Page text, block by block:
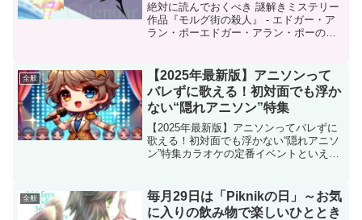
絶対に読んでおくべき 謎解きミステリー
作品『モルグ街の殺人』 - エドガー・ア
ラン・ポーエドガー・アラン・ポーの
生した奇怪な殺人事件を、名探偵C.オー
ギュスト・デュパン...
全般
【2025年最新版】アニソンって
バレずに歌える！初対面でも浮か
ない“隠れアニソン”特集
【2025年最新版】アニソンってバレずに
歌える！初対面でも浮かない“隠れアニソ
ン”特集カラオケの定番イベントといえ
えばいいの…？」と悩むこと、ありませ
んか？特にアニメソ...
全般
毎月29日は「Piknikの日」～お気
に入りの飲み物で楽しいひととき